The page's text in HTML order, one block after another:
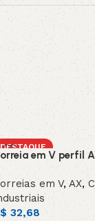
DESTAQUE
em V perfil
em V,AX,
32,68